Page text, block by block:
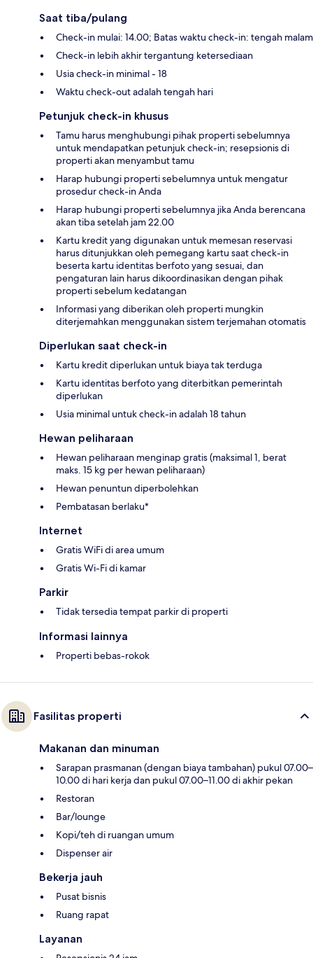
Saat tiba/pulang
Check-in mulai: 14.00; Batas waktu check-in: tengah malam
Check-in lebih akhir tergantung ketersediaan
Usia check-in minimal - 18
Waktu check-out adalah tengah hari
Petunjuk check-in khusus
Tamu harus menghubungi pihak properti sebelumnya
untuk mendapatkan petunjuk check-in; resepsionis di
properti akan menyambut tamu
Harap hubungi properti sebelumnya untuk mengatur
prosedur check-in Anda
Harap hubungi properti sebelumnya jika Anda berencana
akan tiba setelah jam 22.00
Kartu kredit yang digunakan untuk memesan reservasi
harus ditunjukkan oleh pemegang kartu saat check-in
beserta kartu identitas berfoto yang sesuai, dan
pengaturan lain harus dikoordinasikan dengan pihak
properti sebelum kedatangan
Informasi yang diberikan oleh properti mungkin
diterjemahkan menggunakan sistem terjemahan otomatis
Diperlukan saat check-in
Kartu kredit diperlukan untuk biaya tak terduga
Kartu identitas berfoto yang diterbitkan pemerintah
diperlukan
Usia minimal untuk check-in adalah 18 tahun
Hewan peliharaan
Hewan peliharaan menginap gratis (maksimal 1, berat
maks. 15 kg per hewan peliharaan)
Hewan penuntun diperbolehkan
Pembatasan berlaku*
Internet
Gratis WiFi di area umum
Gratis Wi-Fi di kamar
Parkir
Tidak tersedia tempat parkir di properti
Informasi lainnya
Properti bebas-rokok
Fasilitas properti
Makanan dan minuman
Sarapan prasmanan (dengan biaya tambahan) pukul 07.00–
10.00 di hari kerja dan pukul 07.00–11.00 di akhir pekan
Restoran
Bar/lounge
Kopi/teh di ruangan umum
Dispenser air
Bekerja jauh
Pusat bisnis
Ruang rapat
Layanan